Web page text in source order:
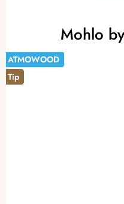
Mohlo
ATMOWOOD
-14%
ATMOWOOD
Tip
ATMOWOOD
ATMOWOOD
ATMOWOOD
ATMOWOOD
Tip
ATMOWOOD
Tip
ATMOWOOD
ATMOWOOD